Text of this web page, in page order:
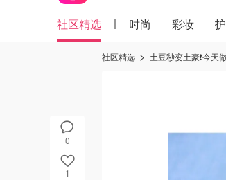
社区精选 时尚 彩妆
0
1
社区精选 土豆秒变土豪❗️今天